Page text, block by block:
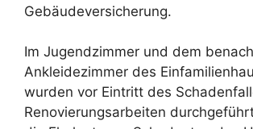
Gebäudeversicherung.
Im Jugendzimmer und dem
Ankleidezimmer des
wurden vor Eintritt des
Renovierungsarbeiten